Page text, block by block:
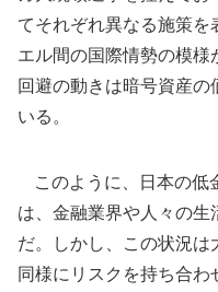
てそれぞれ異なる施策
エル間の国際情勢の模様
回避の動きは暗号資産
いる。
このように、日本の低
は、金融業界や人々の生
だ。しかし、この状況は
同様にリスクを持ち合わ